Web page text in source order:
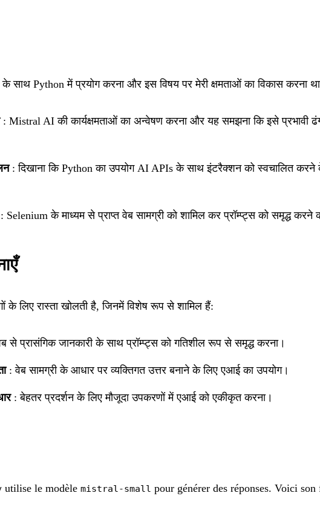
साथ Python में प्रयोग करना और इस विषय पर मेरी क्षमताओं का विकास करना
: Mistral AI की कार्यक्षमताओं का अन्वेषण करना और यह समझना कि इसे प्रभावी
: दिखाना कि Python का उपयोग AI APIs के साथ इंटरैक्शन को स्वचालित करने
Selenium के माध्यम से प्राप्त वेब सामग्री को शामिल कर प्रॉम्प्ट्स को समृद्ध करने
के लिए रास्ता खोलती है, जिनमें विशेष रूप से शामिल हैं:
से प्रासंगिक जानकारी के साथ प्रॉम्प्ट्स को गतिशील रूप से समृद्ध करना।
: वेब सामग्री के आधार पर व्यक्तिगत उत्तर बनाने के लिए एआई का उपयोग।
: बेहतर प्रदर्शन के लिए मौजूदा उपकरणों में एआई को एकीकृत करना।
utilise le modèle mistral-small pour générer des réponses. Voici